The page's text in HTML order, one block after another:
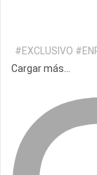
#EXCLUSIVO
Cargar más...